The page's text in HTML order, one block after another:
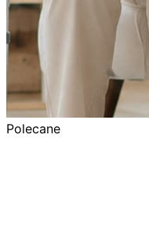
Polecane